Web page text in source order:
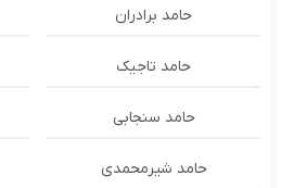
حامد برادران
حامد تاجیک
حامد سنجابی
حامد شیرمحمدی